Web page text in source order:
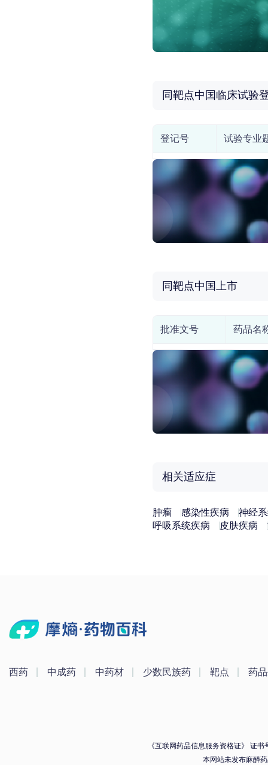
同靶点中国临床试验
登记号 试验专业
同靶点中国上市
批准文号 药品名
相关适应症
肿瘤 感染性疾病
神经
呼吸系统疾病
皮肤疾病
西药 中成药 中药材 少数民族药 靶点 药
《互联网药品信息服务资格证》 证书
本网站未发布麻醉